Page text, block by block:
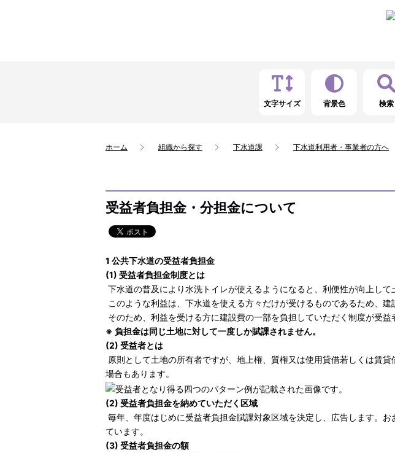
文字サイズ 背景色 検索
ホーム 組織から探す 下水道課 下水道利用者・事業者の方へ
受益者負担金・分担金について
1 公共下水道の受益者負担金
(1) 受益者負担金制度とは
下水道の普及により水洗トイレが使えるようになると、利便性が向上し
このような利益は、下水道を使える方々だけが受けるものであるため、
そのため、利益を受ける方に建設費の一部を負担していただく制度が受益
※ 負担金は同じ土地に対して一度しか賦課されません。
(2) 受益者とは
原則として土地の所有者ですが、地上権、質権又は使用貸借若しくは賃
場合もあります。
(2) 受益者負担金を納めていただく区域
毎年、年度はじめに受益者負担金賦課対象区域を決定し、広告します。
ています。
(3) 受益者負担金の額